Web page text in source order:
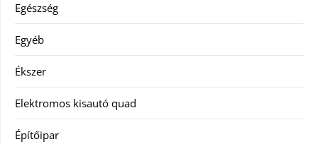
Egészség
Egyéb
Ékszer
Elektromos kisautó quad
Építőipar